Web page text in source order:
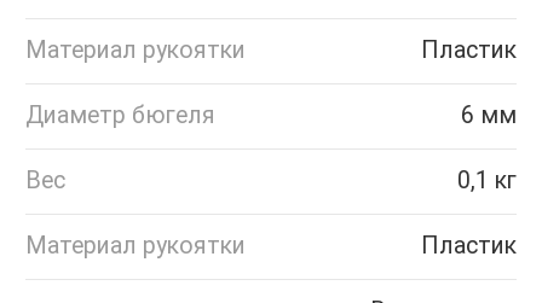
Материал рукоятки Пластик
Диаметр бюгеля 6 мм
Вес 0,1 кг
Материал рукоятки Пластик